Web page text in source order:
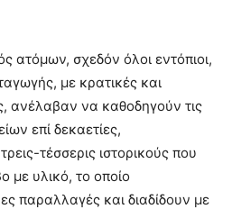
ατόμων, σχεδόν όλοι εντόπιοι,
με κρατικές και
ανέλαβαν να καθοδηγούν τις
επί δεκαετίες,
τέσσερις ιστορικούς που
με υλικό, το οποίο
παραλλαγές και διαδίδουν με